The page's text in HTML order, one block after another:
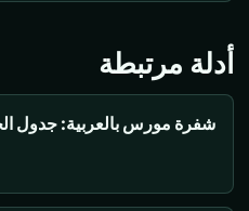
أدلة مرتبطة
شفرة مورس بالعربية: جدول